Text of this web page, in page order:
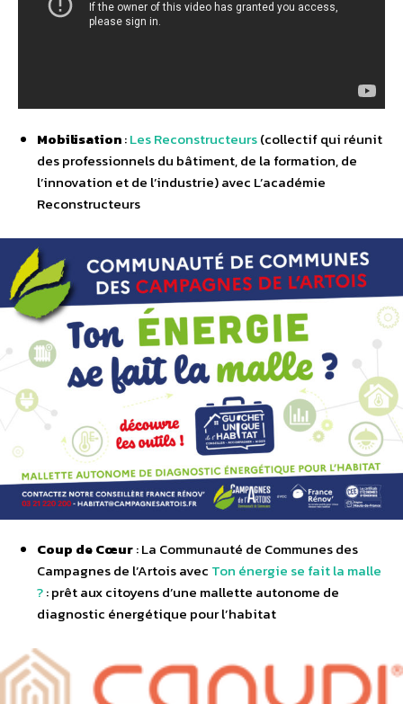
Mobilisation:Les Reconstructeurs(collectif qui réunit
des professionnels du bâtiment, de la formation, de
l’innovation et de l’industrie) avec L’académie
Reconstructeurs
Coup de Cœur: La Communauté de Communes des
Campagnes de l’Artois avec Ton énergie se fait la malle
?: prêt aux citoyens d’une mallette autonome de
diagnostic énergétique pour l’habitat